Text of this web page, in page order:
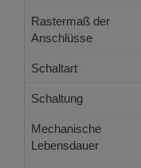
Rastermaß der
Anschlüsse
Schaltart
Schaltung
Mechanische
Lebensdauer